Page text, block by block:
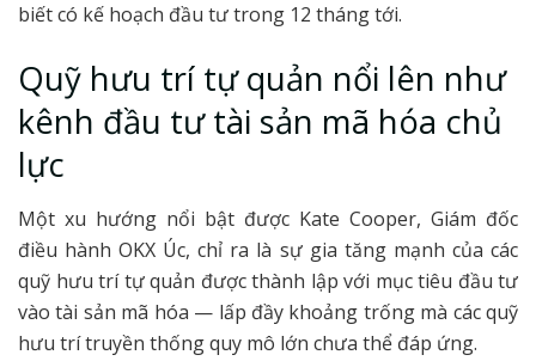
biết có kế hoạch đầu tư trong 12 tháng tới.
Quỹ hưu trí tự quản nổi lên như
kênh đầu tư tài sản mã hóa chủ
lực
Một xu hướng nổi bật được Kate Cooper, Giám đốc
điều hành OKX Úc, chỉ ra là sự gia tăng mạnh của các
quỹ hưu trí tự quản được thành lập với mục tiêu đầu tư
vào tài sản mã hóa — lấp đầy khoảng trống mà các quỹ
hưu trí truyền thống quy mô lớn chưa thể đáp ứng.